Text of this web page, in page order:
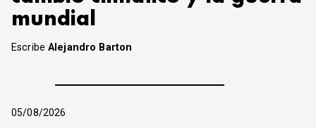
mundial
EscribeAlejandro Barton
05/08/2026